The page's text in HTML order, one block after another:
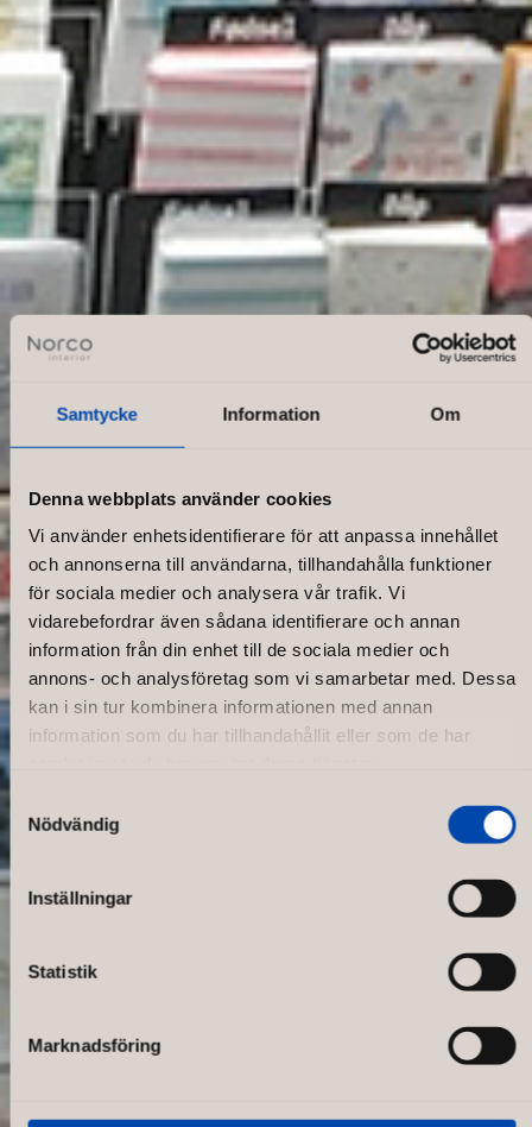
Samtycke Information Om
Denna webbplats använder cookies
Vi använder enhetsidentifierare för att anpassa innehållet
och annonserna till användarna, tillhandahålla funktioner
för sociala medier och analysera vår trafik. Vi
vidarebefordrar även sådana identifierare och annan
information från din enhet till de sociala medier och
annons- och analysföretag som vi samarbetar med. Dessa
kan i sin tur kombinera informationen med annan
information som du har tillhandahållit eller som de har
Samtyckesval
Nödvändig
Inställningar
Statistik
Marknadsföring